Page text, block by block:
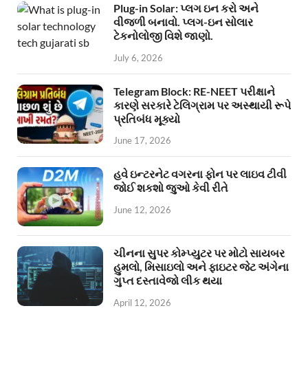
Plug-in Solar: પ્લગ ઇન કરો અને
વીજળી બનાવો. પ્લગ-ઇન સોલાર
ટેકનોલોજી વિશે જાણો.
July 6, 2026
Telegram Block: RE-NEET પરીક્ષાને
કારણે સરકારે ટેલિગ્રામ પર અસ્થાયી રૂપે
પ્રતિબંધ મૂક્યો
June 17, 2026
હવે ઇન્ટરનેટ વગરના ફોન પર લાઇવ ટીવી
જોઈ શકશો જુઓ કેવી રીતે
June 12, 2026
ચીનના સુપર કોમ્પ્યુટર પર મોટો સાયબર
હુમલો, મિસાઇલો અને ફાઇટર જેટ અંગેના
ગુપ્ત દસ્તાવેજો લીક થયા
April 12, 2026